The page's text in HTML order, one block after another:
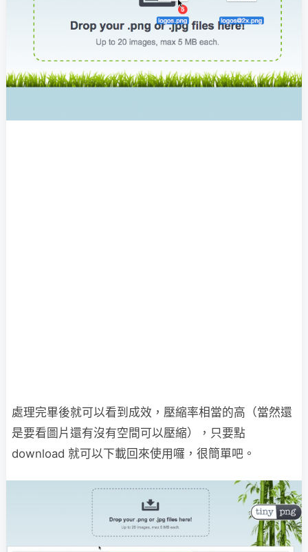
處理完畢後就可以看到成效，壓縮率相當的高（當然還
是要看圖片還有沒有空間可以壓縮），只要點
download 就可以下載回來使用囉，很簡單吧。